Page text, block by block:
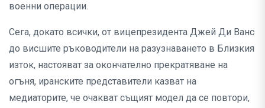
военни операции.
Сега, докато всички, от вицепрезидента Джей Ди Ванс
до висшите ръководители на разузнаването в Близкия
изток, настояват за окончателно прекратяване на
огъня, иранските представители казват на
медиаторите, че очакват същият модел да се повтори,